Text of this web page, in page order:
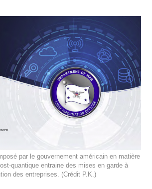
par le gouvernement américain en matière
quantique entraine des mises en garde à
des entreprises. (Crédit P.K.)